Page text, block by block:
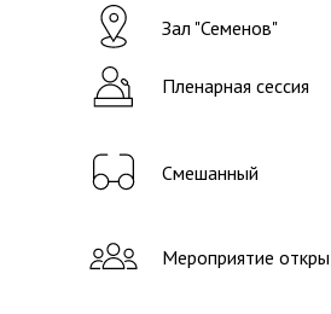
Зал "Семенов"
Пленарная сессия
Смешанный
Мероприятие